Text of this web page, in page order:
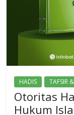
HADIS TAFSIR
Otoritas
Hukum